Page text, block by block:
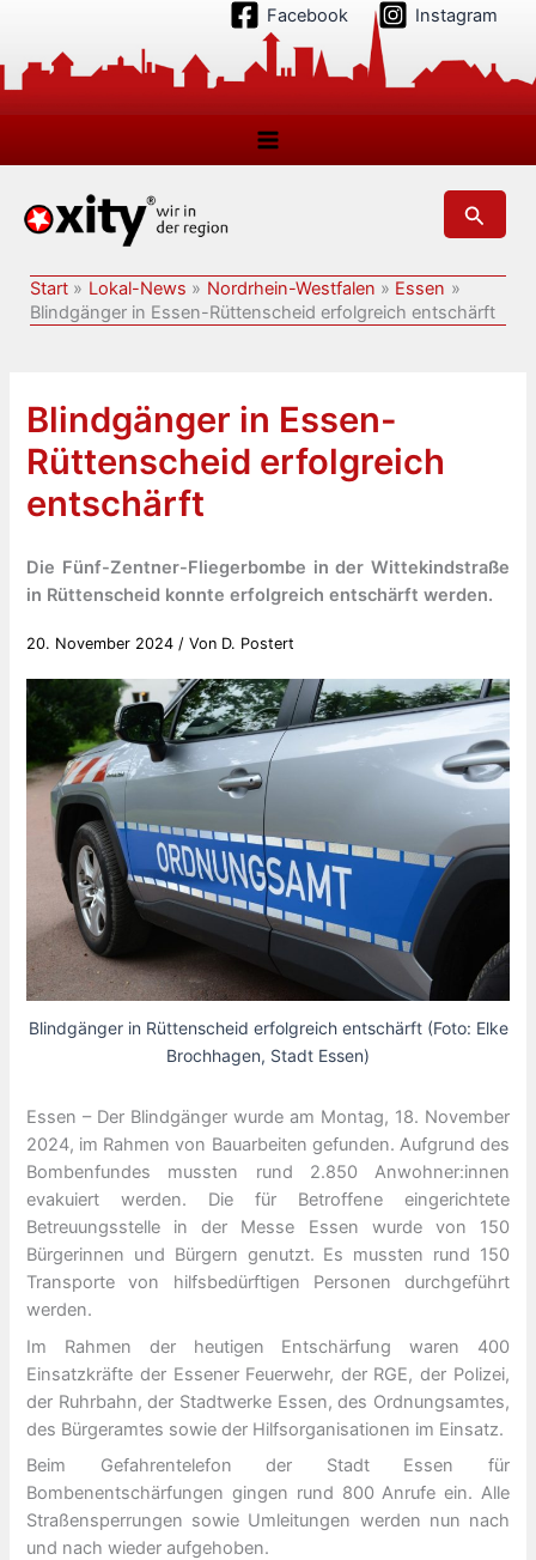
springen
Facebook Instagram
Suchen
Start Lokal-News Nordrhein-Westfalen
Essen
Blindgänger in Essen-Rüttenscheid erfolgreich entschärft
Blindgänger in Essen-
Rüttenscheid erfolgreich
entschärft
Die Fünf-Zentner-Fliegerbombe in der Wittekindstraße
in Rüttenscheid konnte erfolgreich entschärft werden.
20. November 2024 / Von D. Postert
Blindgänger in Rüttenscheid erfolgreich entschärft (Foto: Elke
Brochhagen, Stadt Essen)
Essen – Der Blindgänger wurde am Montag, 18. November
2024, im Rahmen von Bauarbeiten gefunden. Aufgrund des
Bombenfundes mussten rund 2.850 Anwohner:innen
evakuiert werden. Die für Betroffene eingerichtete
Betreuungsstelle in der Messe Essen wurde von 150
Bürgerinnen und Bürgern genutzt. Es mussten rund 150
Transporte von hilfsbedürftigen Personen durchgeführt
werden.
Im Rahmen der heutigen Entschärfung waren 400
Einsatzkräfte der Essener Feuerwehr, der RGE, der Polizei,
der Ruhrbahn, der Stadtwerke Essen, des Ordnungsamtes,
des Bürgeramtes sowie der Hilfsorganisationen im Einsatz.
Beim Gefahrentelefon der Stadt Essen für
Bombenentschärfungen gingen rund 800 Anrufe ein. Alle
Straßensperrungen sowie Umleitungen werden nun nach
und nach wieder aufgehoben.